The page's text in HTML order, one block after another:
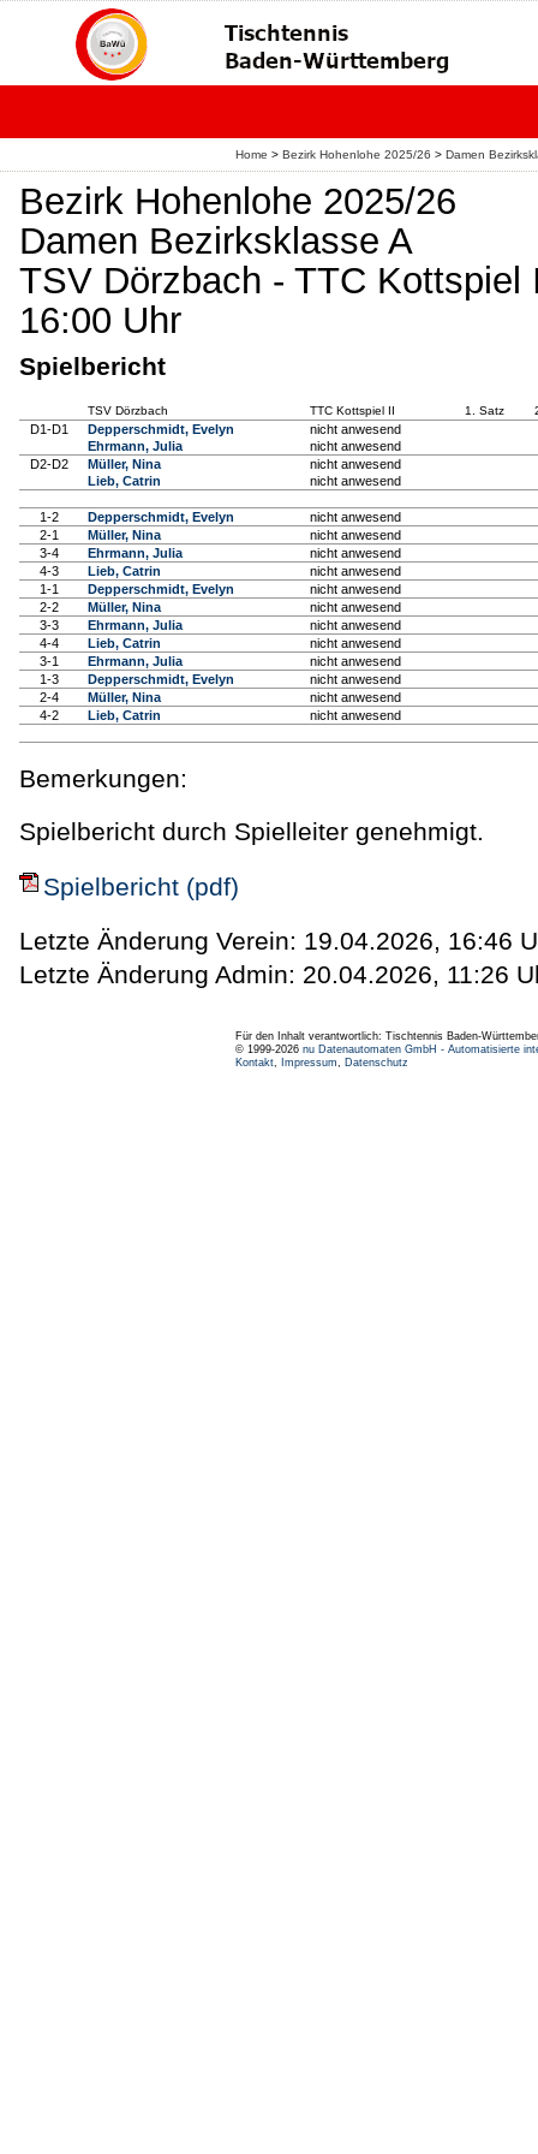
Home > Bezirk Hohenlohe 2025/26 > Damen
Bezirk Hohenlohe 2025/26
Damen Bezirksklasse A
TSV Dörzbach - TTC Kottspiel
16:00 Uhr
Spielbericht
TSV Dörzbach TTC Kottspiel II 1. Satz
D1-D1
Depperschmidt, Evelyn
Ehrmann, Julia
nicht anwesend
nicht anwesend
D2-D2
Müller, Nina
Lieb, Catrin
nicht anwesend
nicht anwesend
1-2 Depperschmidt, Evelyn
nicht anwesend
2-1
Müller, Nina
nicht anwesend
3-4
Ehrmann, Julia
nicht anwesend
4-3
Lieb, Catrin
nicht anwesend
1-1
Depperschmidt, Evelyn
nicht anwesend
2-2
Müller, Nina
nicht anwesend
3-3
Ehrmann, Julia
nicht anwesend
4-4
Lieb, Catrin
nicht anwesend
3-1
Ehrmann, Julia
nicht anwesend
1-3
Depperschmidt, Evelyn
nicht anwesend
2-4
Müller, Nina
nicht anwesend
4-2
Lieb, Catrin nicht anwesend
Bemerkungen:
Spielbericht durch Spielleiter genehmigt.
Spielbericht (pdf)
Letzte Änderung Verein: 19.04.2026, 16:46
Letzte Änderung Admin: 20.04.2026, 11:26
Für den Inhalt verantwortlich: Tischtennis Baden-
© 1999-2026 nu Datenautomaten GmbH - Automatisierte
Kontakt, Impressum, Datenschutz